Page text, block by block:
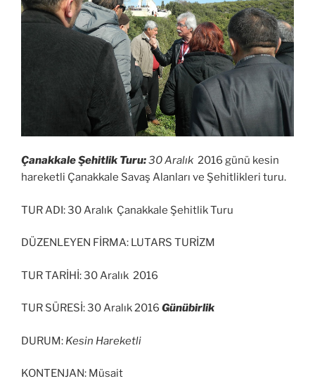
Çanakkale Şehitlik Turu:30 Aralık 2016 günü kesin
hareketli Çanakkale Savaş Alanları ve Şehitlikleri turu.
TUR ADI: 30 Aralık Çanakkale Şehitlik Turu
DÜZENLEYEN FİRMA: LUTARS TURİZM
TUR TARİHİ: 30 Aralık 2016
TUR SÜRESİ: 30 Aralık 2016 Günübirlik
DURUM: Kesin Hareketli
KONTENJAN: Müsait